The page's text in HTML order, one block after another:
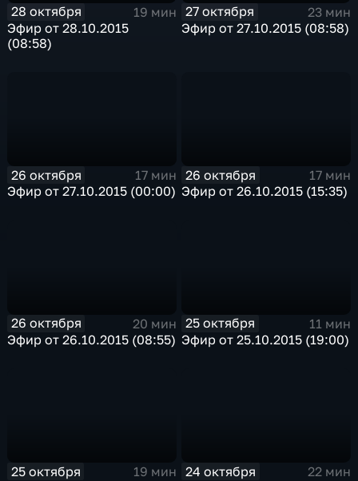
28 октября
19 мин
Эфир от 28.10.2015
(08:58)
27 октября
23 мин
Эфир от 27.10.2015 (08:58)
26 октября
17 мин
Эфир от 27.10.2015 (00:00)
26 октября
17 мин
Эфир от 26.10.2015 (15:35)
26 октября
20 мин
Эфир от 26.10.2015 (08:55)
25 октября
11 мин
Эфир от 25.10.2015 (19:00)
25 октября
19 мин
24 октября
22 мин